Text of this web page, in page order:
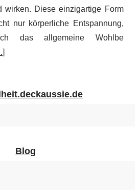
wirken. Diese einzigartige Form
nur körperliche Entspannung,
das allgemeine Wohlbe
]
Blog